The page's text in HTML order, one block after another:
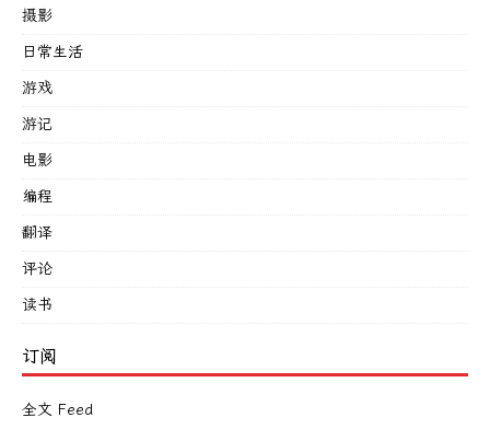
摄影
日常生活
游戏
游记
电影
编程
翻译
评论
读书
订阅
全文 Feed